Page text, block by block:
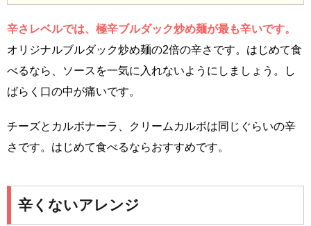
辛さレベルでは、極辛ブルダック炒め麺が最も辛いです。
オリジナルブルダック炒め麺の2倍の辛さです。はじめて食
べるなら、ソースを一気に入れないようにしましょう。し
ばらく口の中が痛いです。
チーズとカルボナーラ、クリームカルボは同じぐらいの辛
さです。はじめて食べるならおすすめです。
辛くないアレンジ